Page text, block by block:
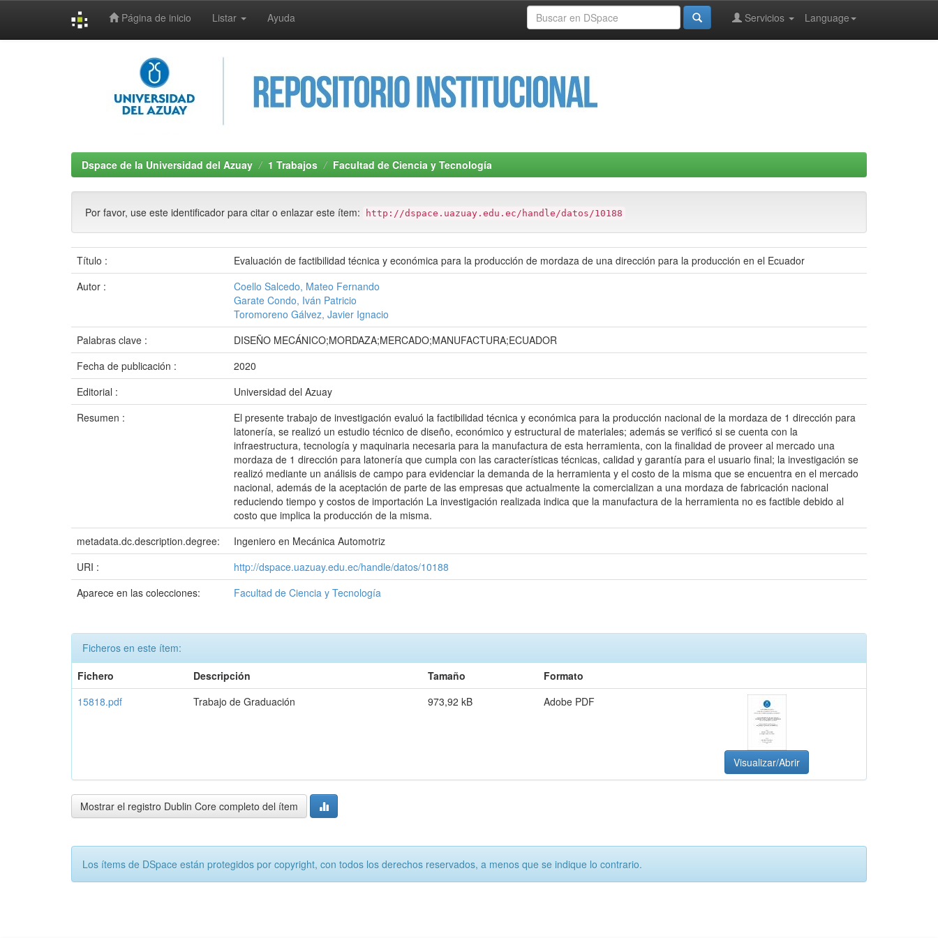
Página de inicio Listar Ayuda Language
Servicios
Dspace de la Universidad del Azuay 1 Trabajos Facultad de Ciencia y Tecnología
Por favor, use este identificador para citar o enlazar este ítem: http://dspace.uazuay.edu.ec/handle/datos/10188
Título :
Evaluación de factibilidad técnica y económica para la producción de mordaza de una dirección para la producción en el Ecuador
Autor :
Coello Salcedo, Mateo Fernando
Garate Condo, Iván Patricio
Toromoreno Gálvez, Javier Ignacio
Palabras clave :
DISEÑO MECÁNICO;MORDAZA;MERCADO;MANUFACTURA;ECUADOR
Fecha de publicación :
2020
Editorial :
Universidad del Azuay
Resumen :
El presente trabajo de investigación evaluó la factibilidad técnica y económica para la producción nacional de la mordaza de 1 dirección para
latonería, se realizó un estudio técnico de diseño, económico y estructural de materiales; además se verificó si se cuenta con la
infraestructura, tecnología y maquinaria necesaria para la manufactura de esta herramienta, con la finalidad de proveer al mercado una
mordaza de 1 dirección para latonería que cumpla con las características técnicas, calidad y garantía para el usuario final; la investigación se
realizó mediante un análisis de campo para evidenciar la demanda de la herramienta y el costo de la misma que se encuentra en el mercado
nacional, además de la aceptación de parte de las empresas que actualmente la comercializan a una mordaza de fabricación nacional
reduciendo tiempo y costos de importación La investigación realizada indica que la manufactura de la herramienta no es factible debido al
costo que implica la producción de la misma.
metadata.dc.description.degree:
Ingeniero en Mecánica Automotriz
URI :
http://dspace.uazuay.edu.ec/handle/datos/10188
Aparece en las colecciones:
Facultad de Ciencia y Tecnología
Ficheros en este ítem:
Fichero
Descripción Tamaño
Formato
15818.pdf
Trabajo de Graduación 973,92 kB Adobe PDF
Visualizar/Abrir
Mostrar el registro Dublin Core completo del ítem
Los ítems de DSpace están protegidos por copyright, con todos los derechos reservados, a menos que se indique lo contrario.